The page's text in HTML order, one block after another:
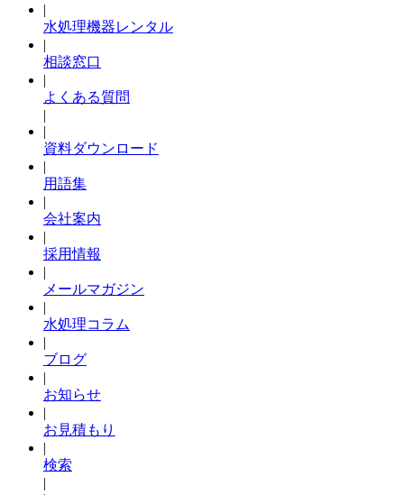
|
水処理機器レンタル
|
相談窓口
|
よくある質問
|
|
資料ダウンロード
|
用語集
|
会社案内
|
採用情報
|
メールマガジン
|
水処理コラム
|
ブログ
|
お知らせ
|
お見積もり
|
検索
|